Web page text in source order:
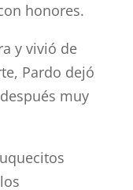
honores.
y vivió de
Pardo dejó
muy